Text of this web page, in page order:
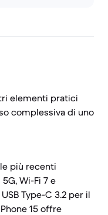
elementi pratici
complessiva di uno
più recenti
Wi-Fi 7 e
Type-C 3.2 per il
15 offre